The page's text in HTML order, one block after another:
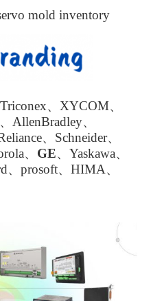
mold inventory
、XYCOM、
AllenBradley、
、Schneider、
、 GE、Yaskawa、
、prosoft、HIMA、